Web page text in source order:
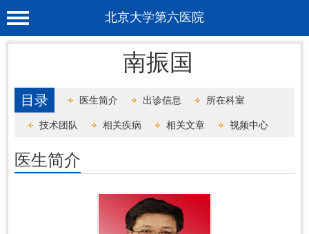
北京大学第六医院
首 页
工作动态
就诊服务
科学研究
南振国
目录 医生简介 出诊信息 所在科室
技术团队 相关疾病 相关文章 视频中心
医生简介